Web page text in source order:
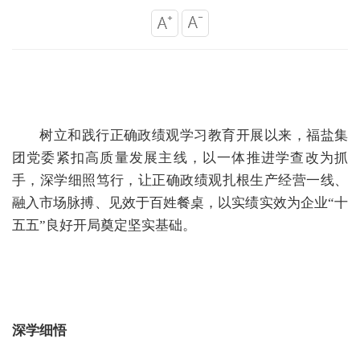
树立和践行正确政绩观学习教育开展以来，福盐集
团 党委紧扣高质量发展主线， 以一体推进学查改为抓
手 ，深学细照笃行， 让正确政绩观扎根生产经营一线、
融入市场脉搏、见效于百姓餐桌，以实绩实效为企业“十
五五”良好开局奠定坚实基础。
深学细悟